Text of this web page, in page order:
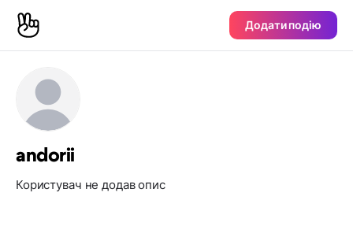
Додати подію
andorii
Користувач не додав опис